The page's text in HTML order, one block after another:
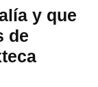
y que
de